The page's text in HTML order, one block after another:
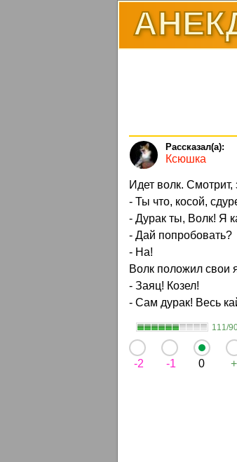
Ксюшка
Идет волк.
- Ты что, косой,
- Дурак ты, Волк! Я
- Дай попробовать?
- На!
Волк положил свои
- Заяц! Козел!
- Сам дурак! Весь
111/
-2 -1 0